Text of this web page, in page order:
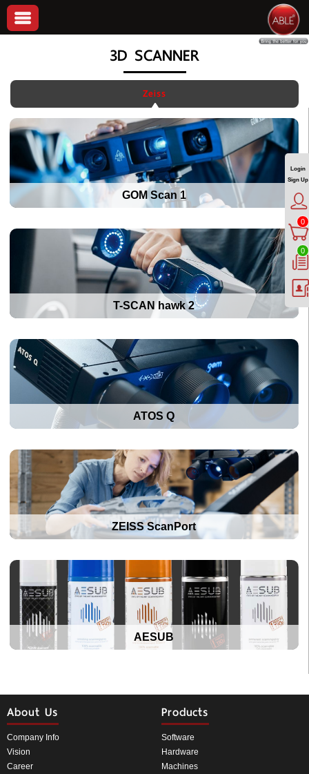
3D SCANNER
Zeiss
GOM Scan 1
T-SCAN hawk 2
ATOS Q
ZEISS ScanPort
AESUB
About Us
Company Info
Vision
Career
Products
Software
Hardware
Machines
Login
Sign Up
0
0